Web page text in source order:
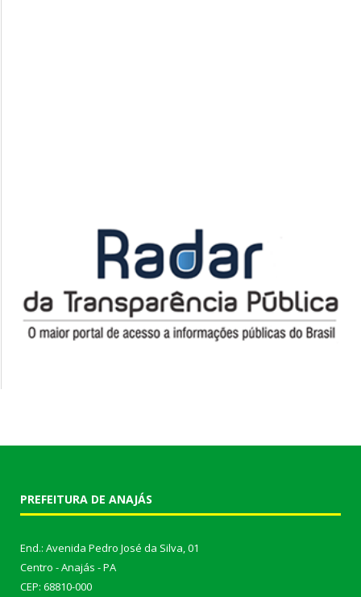
PREFEITURA DE ANAJÁS
End.: Avenida Pedro José da Silva, 01
Centro - Anajás - PA
CEP: 68810-000